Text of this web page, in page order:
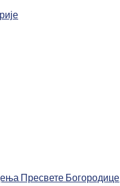
Пресвете Богородице